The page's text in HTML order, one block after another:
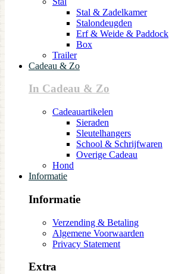
Stal & Zadelkamer
Stalondeugden
Erf & Weide & Paddock
Box
Trailer
Cadeau & Zo
In Cadeau & Zo
Cadeauartikelen
Sieraden
Sleutelhangers
School & Schrijfwaren
Overige Cadeau
Hond
Informatie
Informatie
Verzending & Betaling
Algemene Voorwaarden
Privacy Statement
Extra